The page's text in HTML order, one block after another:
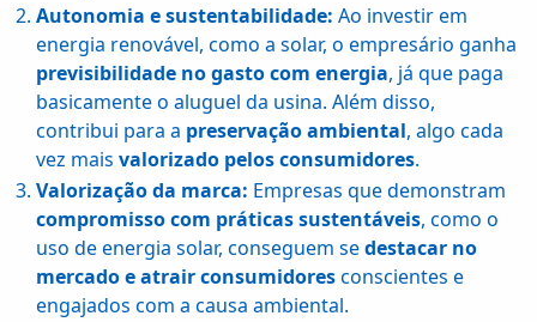
Autonomia e sustentabilidade: Ao investir em
energia renovável, como a solar, o empresário ganha
previsibilidade no gasto com energia, já que paga
basicamente o aluguel da usina. Além disso,
contribui para a preservação ambiental, algo cada
vez mais valorizado pelos consumidores.
Valorização da marca: Empresas que demonstram
compromisso com práticas sustentáveis, como o
uso de energia solar, conseguem sedestacar no
mercado e atrair consumidoresconscientes e
engajados com a causa ambiental.